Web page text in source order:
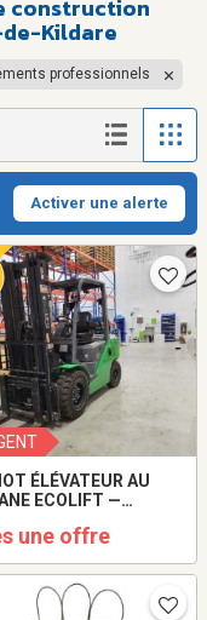
construction
Kildare
professionnels
Activer une alerte
ÉLÉVATEUR AU
ECOLIFT —
une offre